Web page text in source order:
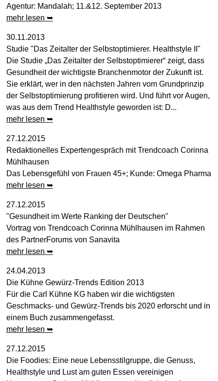
Agentur: Mandalah; 11.&12. September 2013
mehr lesen ➥
30.11.2013
Studie "Das Zeitalter der Selbstoptimierer. Healthstyle II"
Die Studie „Das Zeitalter der Selbstoptimierer“ zeigt, dass
Gesundheit der wichtigste Branchenmotor der Zukunft ist.
Sie erklärt, wer in den nächsten Jahren vom Grundprinzip
der Selbstoptimierung profitieren wird. Und führt vor Augen,
was aus dem Trend Healthstyle geworden ist: D...
mehr lesen ➥
27.12.2015
Redaktionelles Expertengespräch mit Trendcoach Corinna
Mühlhausen
Das Lebensgefühl von Frauen 45+; Kunde: Omega Pharma
mehr lesen ➥
27.12.2015
"Gesundheit im Werte Ranking der Deutschen"
Vortrag von Trendcoach Corinna Mühlhausen im Rahmen
des PartnerForums von Sanavita
mehr lesen ➥
24.04.2013
Die Kühne Gewürz-Trends Edition 2013
Für die Carl Kühne KG haben wir die wichtigsten
Geschmacks- und Gewürz-Trends bis 2020 erforscht und in
einem Buch zusammengefasst.
mehr lesen ➥
27.12.2015
Die Foodies: Eine neue Lebensstilgruppe, die Genuss,
Healthstyle und Lust am guten Essen vereinigen